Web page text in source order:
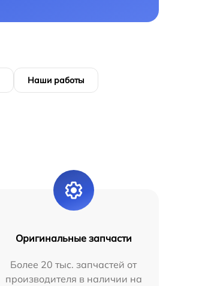
Наши работы
Оригинальные запчасти
Более 20 тыс. запчастей от
производителя в наличии на